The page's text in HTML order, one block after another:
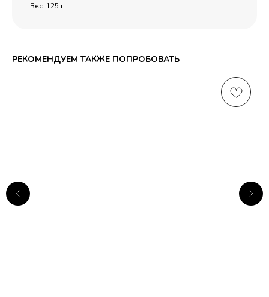
Вес: 125 г
РЕКОМЕНДУЕМ ТАКЖЕ ПОПРОБОВАТЬ